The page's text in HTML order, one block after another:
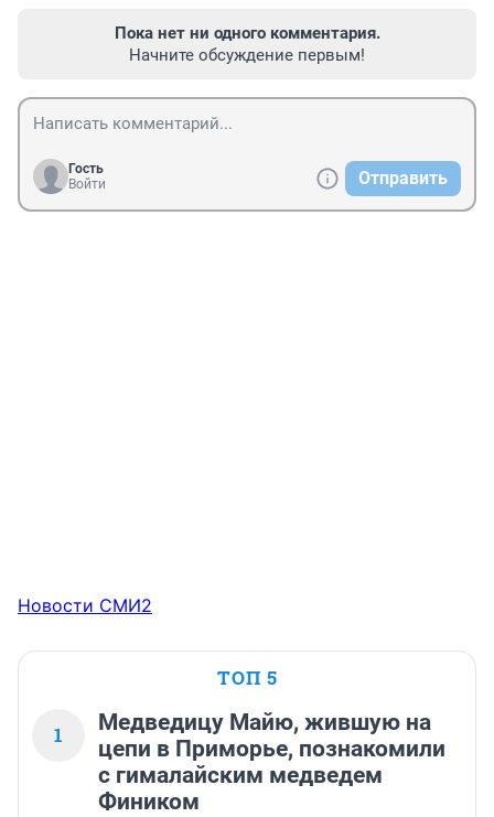
Пока нет ни одного комментария.
Начните обсуждение первым!
Гость
Войти
Отправить
Новости СМИ2
ТОП 5
1
Медведицу Майю, жившую на
цепи в Приморье, познакомили
с гималайским медведем
Фиником